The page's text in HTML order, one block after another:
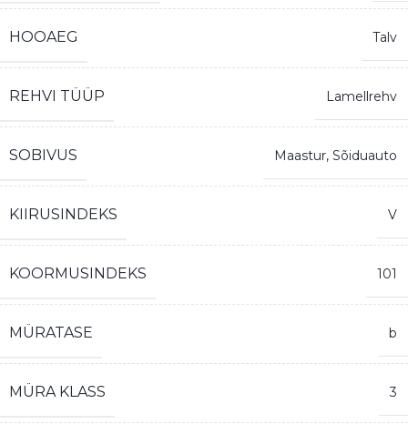
HOOAEG Talv
REHVI TÜÜP Lamellrehv
SOBIVUS Maastur, Sõiduauto
KIIRUSINDEKS V
KOORMUSINDEKS 101
MÜRATASE b
MÜRA KLASS 3